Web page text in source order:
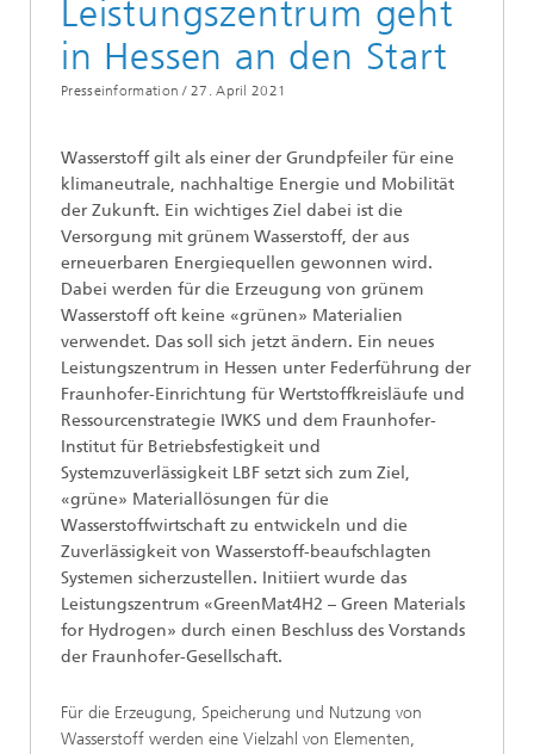
Leistungszentrum geht
in Hessen an den Start
Presseinformation / 27. April 2021
Wasserstoff gilt als einer der Grundpfeiler für eine
klimaneutrale, nachhaltige Energie und Mobilität
der Zukunft. Ein wichtiges Ziel dabei ist die
Versorgung mit grünem Wasserstoff, der aus
erneuerbaren Energiequellen gewonnen wird.
Dabei werden für die Erzeugung von grünem
Wasserstoff oft keine «grünen» Materialien
verwendet. Das soll sich jetzt ändern. Ein neues
Leistungszentrum in Hessen unter Federführung der
Fraunhofer-Einrichtung für Wertstoffkreisläufe und
Ressourcenstrategie IWKS und dem Fraunhofer-
Institut für Betriebsfestigkeit und
Systemzuverlässigkeit LBF setzt sich zum Ziel,
«grüne» Materiallösungen für die
Wasserstoffwirtschaft zu entwickeln und die
Zuverlässigkeit von Wasserstoff-beaufschlagten
Systemen sicherzustellen. Initiiert wurde das
Leistungszentrum «GreenMat4H2 – Green Materials
for Hydrogen» durch einen Beschluss des Vorstands
der Fraunhofer-Gesellschaft.
Für die Erzeugung, Speicherung und Nutzung von
Wasserstoff werden eine Vielzahl von Elementen,